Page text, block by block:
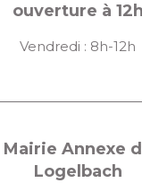
ouverture à 12h
Vendredi : 8h-12h
Mairie Annexe
Logelbach